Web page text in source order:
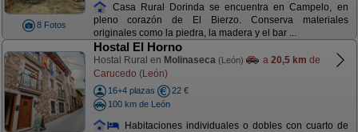
8 Fotos
Casa Rural Dorinda se encuentra en Campelo, en
pleno corazón de El Bierzo. Conserva materiales
originales como la piedra, la madera y el bar ...
Hostal El Horno
Hostal Rural en Molinaseca (León) a 20,5 km de
Carucedo (León)
16+4 plazas
22 €
100 km de León
Habitaciones individuales o dobles con cuarto de